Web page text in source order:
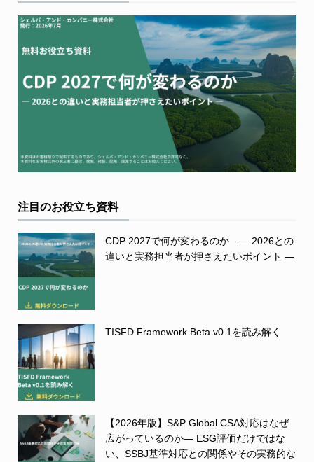
注目のお役立ち資料
CDP 2027で何が変わるのか ― 2026との
違いと実務担当者が押さえたいポイント ―
TISFD Framework Beta v0.1を読み解く
【2026年版】S&P Global CSA対応はなぜ
広がっているのか― ESG評価だけではな
い、SSBJ基準対応との関係やその実務的な